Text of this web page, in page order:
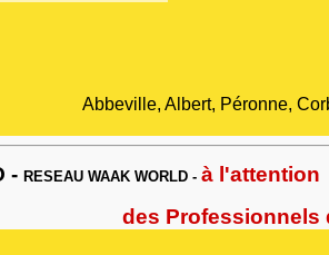
Abbeville, Albert, Péronne,
- RESEAU WAAK WORLD - à l'attention
des Professionnels